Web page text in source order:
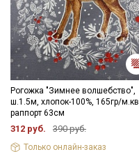
Рогожка "Зимнее волшебство",
ш.1.5м, хлопок-100%, 165гр/м.кв,
раппорт 63см
312 руб. 390 руб.
Только онлайн-заказ